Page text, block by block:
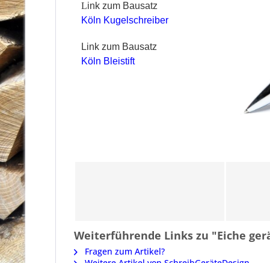
Link zum Bausatz
Köln Kugelschreiber
Link zum Bausatz
Köln Bleistift
Weiterführende Links zu "Eiche
Fragen zum Artikel?